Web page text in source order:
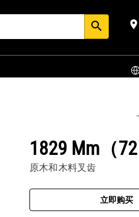
search place
1829 Mm（72
原木和木料叉齿
立即购买